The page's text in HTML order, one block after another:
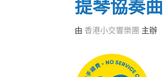
提琴協奏曲
由 香港小交響樂團 主辦